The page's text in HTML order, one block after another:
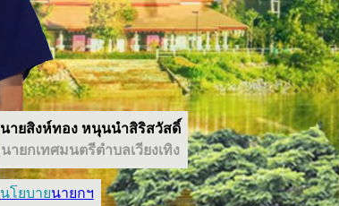
นายสิงห์ทอง หนุนนำสิริสวัสดิ์
นายกเทศมนตรีตำบลเวียงเทิง
นโยบายนายกฯ